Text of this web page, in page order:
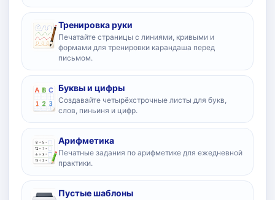
Тренировка руки
Печатайте страницы с линиями, кривыми и
формами для тренировки карандаша перед
письмом.
Буквы и цифры
Создавайте четырёхстрочные листы для букв,
слов, пиньиня и цифр.
Арифметика
Печатные задания по арифметике для ежедневной
практики.
Пустые шаблоны